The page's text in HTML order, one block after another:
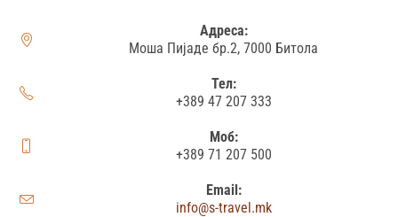
Адреса:
Моша Пијаде бр.2, 7000 Битола
Тел:
+389 47 207 333
Моб:
+389 71 207 500
Email:
info@s-travel.mk